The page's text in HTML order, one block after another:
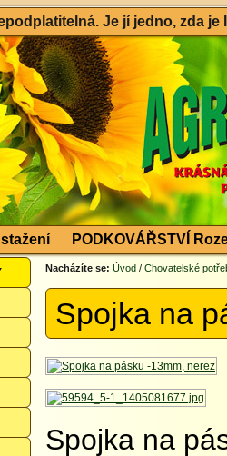
Je jí jedno, zda
PODKOVÁŘSTVÍ
Nacházíte se: Úvod / Chovatelské
Spojka na
Spojka na